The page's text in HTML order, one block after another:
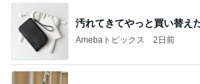
汚れてきてやっと買い替え
Amebaトピックス 2日前